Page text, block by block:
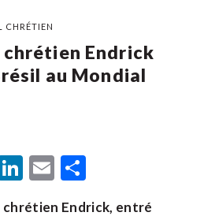
CHRÉTIEN
Endrick
au Mondial
LinkedIn
Email
Endrick, entré